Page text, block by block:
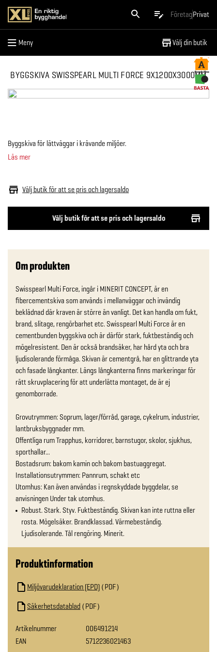
FöretagPrivat
Meny Välj din butik
Meny
BYGGSKIVA SWISSPEARL MULTI FORCE 9X1200X3000MM
Välj butik för att se pris och lagersaldo
Välj butik för att se pris och lagersaldo
Byggskiva för lättväggar i krävande miljöer.
Läs mer
Om produkten
Swisspearl Multi Force, ingår i MINERIT CONCEPT, är en
fibercementskiva som används i mellanväggar och invändig
beklädnad där kraven är större än vanligt. Det kan handla om fukt,
brand, slitage, rengörbarhet etc. Swisspearl Multi Force är en
cementbunden byggskiva och är därför stark, fuktbeständig och
mögelresistent. Den är också brandsäker, har hård yta och bra
ljudisolerande förmåga. Skivan är cementgrå, har en glittrande yta
och fasade långkanter. Längs långkanterna finns markeringar för
rätt skruvplacering för att underlätta montaget, de är ej
genomborrade.
Grovutrymmen: Soprum, lager/förråd, garage, cykelrum, industrier,
lantbruksbyggnader mm.
Offentliga rum Trapphus, korridorer, barnstugor, skolor, sjukhus,
sporthallar...
Bostadsrum: bakom kamin och bakom bastuaggregat.
Installationsutrymmen: Pannrum, schakt etc
Utomhus: Kan även användas i regnskyddade byggdelar, se
anvisningen Under tak utomhus.
Robust. Stark. Styv. Fuktbeständig. Skivan kan inte ruttna eller
rosta. Mögelsäker. Brandklassad. Värmebeständig.
Ljudisolerande. Tål rengöring. Minerit.
Produktinformation
Miljövarudeklaration (EPD) PDF
Säkerhetsdatablad PDF
Artikelnummer
006491214
EAN
5712236021463